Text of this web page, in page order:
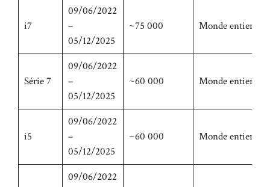
i7
09/06/2022
–
05/12/2025
~75 000 Monde entier
Série 7
09/06/2022
–
05/12/2025
~60 000 Monde entier
i5
09/06/2022
–
05/12/2025
~60 000 Monde entier
09/06/2022